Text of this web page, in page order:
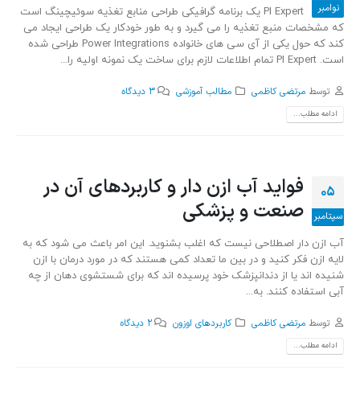
نوامبر
PI Expert یک برنامه گرافیکی طراحی منابع تغذیه سوئیچینگ است
که مشخصات منبع تغذیه را می گیرد و به طور خودکار یک طراحی ایجاد می
کند که حول یکی از آی سی های خانواده Power Integrations طراحی شده
است. PI Expert تمام اطلاعات لازم برای ساخت یک نمونه اولیه را...
توسط مرتضی کاظمی مطالب آموزشی 3 دیدگاه
ادامه مطلب...
05
سپتامبر
فواید آب ازن دار و کاربردهای آن در
صنعت و پزشکی
آب ازن دار اصطلاحی نیست که اغلب بشنوید. این امر باعث می شود که به
لایه ازن فکر کنید و در بین ما تعداد کمی هستند که در مورد درمان با ازن
شنیده اند یا از دندانپزشک خود پرسیده اند که برای شستشوی دهان از چه
آبی استفاده کنند. به...
توسط مرتضی کاظمی کاربردهای اوزون 2 دیدگاه
ادامه مطلب...